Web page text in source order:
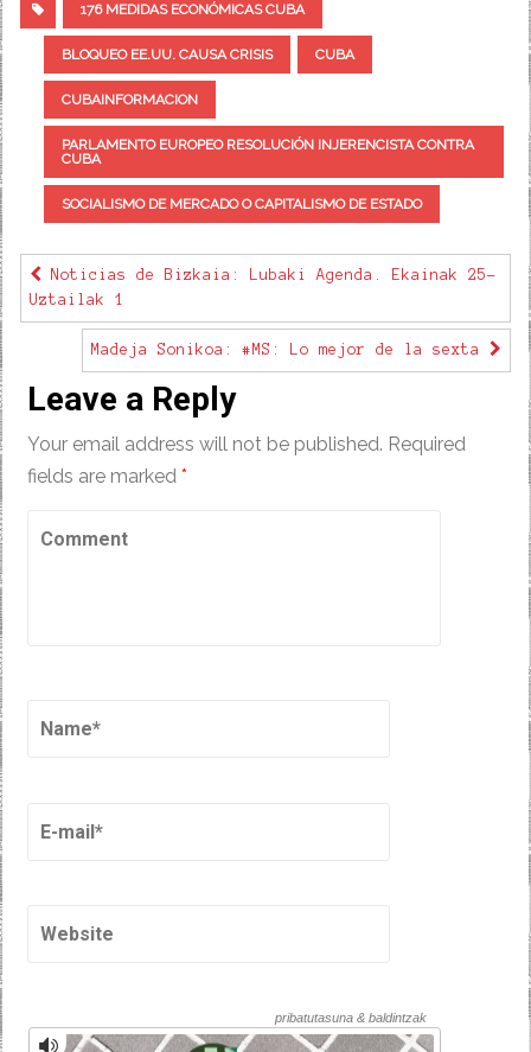
176 MEDIDAS ECONÓMICAS CUBA
BLOQUEO EE.UU. CAUSA CRISIS CUBA
CUBAINFORMACION
PARLAMENTO EUROPEO RESOLUCIÓN INJERENCISTA CONTRA
CUBA
SOCIALISMO DE MERCADO O CAPITALISMO DE ESTADO
Noticias de Bizkaia: Lubaki Agenda. Ekainak 25-
Uztailak 1
Madeja Sonikoa: #MS: Lo mejor de la sexta
Leave a Reply
Your email address will not be published. Required
fields are marked*